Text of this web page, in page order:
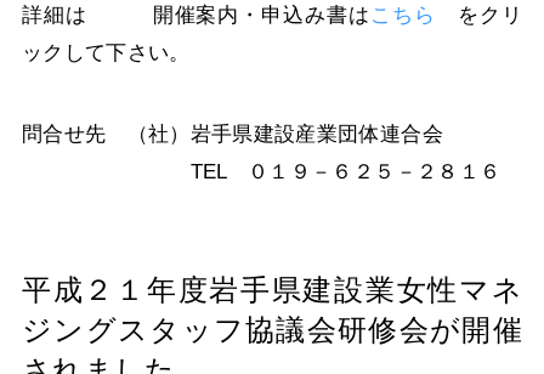
詳細は 開催案内・申込み書は こちら
をクリ
ックして下さい。
問合せ先 （社）岩手県建設産業団体連合会
TEL ０１９－６２５－２８１６
平成２１年度岩手県建設業女性マネ
ジングスタッフ協議会研修会が開催